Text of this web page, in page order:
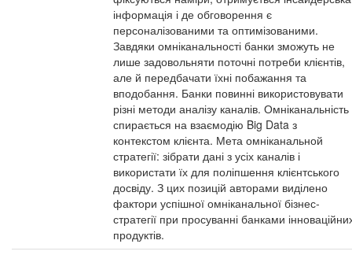
інформація і де обговорення є
персоналізованими та оптимізованими.
Завдяки омніканальності банки зможуть не
лише задовольняти поточні потреби клієнтів,
але й передбачати їхні побажання та
вподобання. Банки повинні використовувати
різні методи аналізу каналів. Омніканальність
спирається на взаємодію Big Data з
контекстом клієнта. Мета омніканальной
стратегії: зібрати дані з усіх каналів і
використати їх для поліпшення клієнтського
досвіду. З цих позицій авторами виділено
фактори успішної омніканальної бізнес-
стратегії при просуванні банками
продуктів.